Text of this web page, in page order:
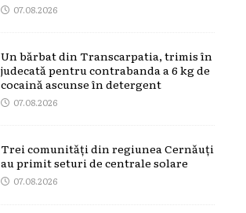
07.08.2026
Un bărbat din Transcarpatia, trimis în
judecată pentru contrabanda a 6 kg de
cocaină ascunse în detergent
07.08.2026
Trei comunități din regiunea Cernăuți
au primit seturi de centrale solare
07.08.2026